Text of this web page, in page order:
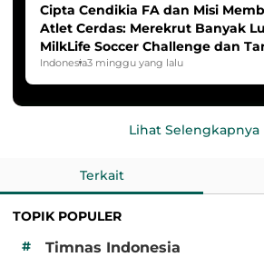
Cipta Cendikia FA dan Misi
Atlet Cerdas: Merekrut Banyak
MilkLife Soccer Challenge dan
HYDROPLUS Soccer League
Indonesia3 minggu yang lalu
Lihat Selengkapnya
Terkait
TOPIK POPULER
#
Timnas Indonesia